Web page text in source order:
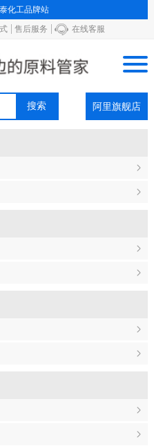
化工品牌站
售后服务 在线客服
阿里旗舰店